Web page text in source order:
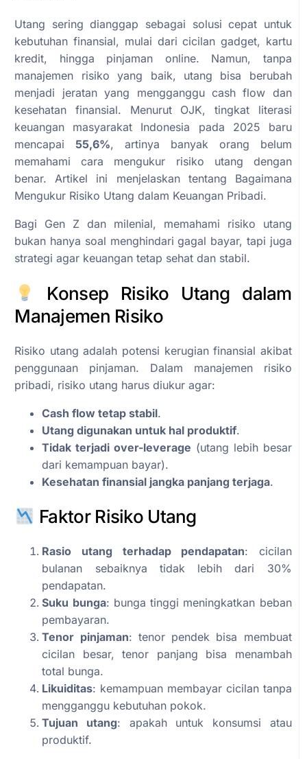
Utang sering dianggap sebagai solusi cepat untuk
kebutuhan finansial, mulai dari cicilan gadget, kartu
kredit, hingga pinjaman online. Namun, tanpa
manajemen risiko yang baik, utang bisa berubah
menjadi jeratan yang mengganggu cash flow dan
kesehatan finansial. Menurut OJK, tingkat literasi
keuangan masyarakat Indonesia pada 2025 baru
mencapai 55,6%, artinya banyak orang belum
memahami cara mengukur risiko utang dengan
benar. Artikel ini menjelaskan tentang Bagaimana
Mengukur Risiko Utang dalam Keuangan Pribadi.
Bagi Gen Z dan milenial, memahami risiko utang
bukan hanya soal menghindari gagal bayar, tapi juga
strategi agar keuangan tetap sehat dan stabil.
Konsep Risiko Utang dalam
Manajemen Risiko
Risiko utang adalah potensi kerugian finansial akibat
penggunaan pinjaman. Dalam manajemen risiko
pribadi, risiko utang harus diukur agar:
Cash flow tetap stabil.
Utang digunakan untuk hal produktif.
Tidak terjadi over-leverage (utang lebih besar
dari kemampuan bayar).
Kesehatan finansial jangka panjang terjaga.
Faktor Risiko Utang
Rasio utang terhadap pendapatan: cicilan
bulanan sebaiknya tidak lebih dari 30%
pendapatan.
Suku bunga: bunga tinggi meningkatkan beban
pembayaran.
Tenor pinjaman: tenor pendek bisa membuat
cicilan besar, tenor panjang bisa menambah
total bunga.
Likuiditas: kemampuan membayar cicilan tanpa
mengganggu kebutuhan pokok.
Tujuan utang: apakah untuk konsumsi atau
produktif.